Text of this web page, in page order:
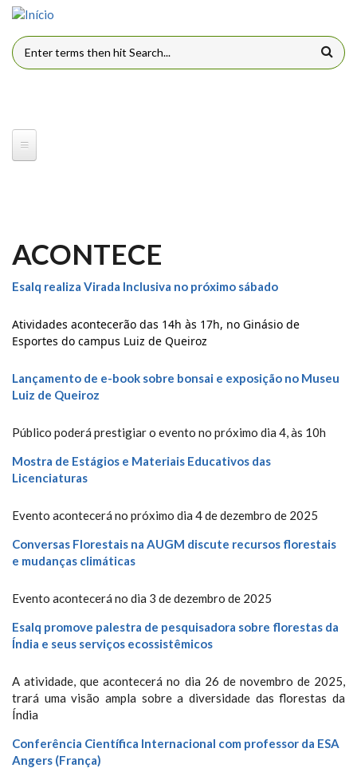
Pular para o conteúdo principal
FORMULÁRIO DE BUSCA
ACONTECE
Esalq realiza Virada Inclusiva no próximo sábado
Atividades acontecerão das 14h às 17h, no Ginásio de
Esportes do campus Luiz de Queiroz
Lançamento de e-book sobre bonsai e exposição no Museu
Luiz de Queiroz
Público poderá prestigiar o evento no próximo dia 4, às 10h
Mostra de Estágios e Materiais Educativos das
Licenciaturas
Evento acontecerá no próximo dia 4 de dezembro de 2025
Conversas Florestais na AUGM discute recursos florestais
e mudanças climáticas
Evento acontecerá no dia 3 de dezembro de 2025
Esalq promove palestra de pesquisadora sobre florestas da
Índia e seus serviços ecossistêmicos
A atividade, que acontecerá no dia 26 de novembro de 2025,
trará uma visão ampla sobre a diversidade das florestas da
Índia
Conferência Científica Internacional com professor da ESA
Angers (França)